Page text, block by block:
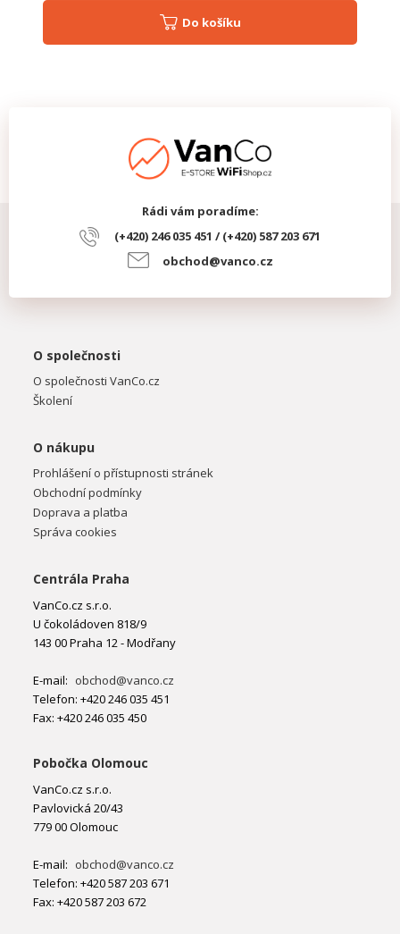
Do košíku
Rádi vám poradíme:
(+420) 246 035 451 / (+420) 587 203 671
obchod@vanco.cz
O společnosti
O společnosti VanCo.cz
Školení
O nákupu
Prohlášení o přístupnosti stránek
Obchodní podmínky
Doprava a platba
Správa cookies
Centrála Praha
VanCo.cz s.r.o.
U čokoládoven 818/9
143 00 Praha 12 - Modřany
E-mail: obchod@vanco.cz
Telefon: +420 246 035 451
Fax: +420 246 035 450
Pobočka Olomouc
VanCo.cz s.r.o.
Pavlovická 20/43
779 00 Olomouc
E-mail: obchod@vanco.cz
Telefon: +420 587 203 671
Fax: +420 587 203 672